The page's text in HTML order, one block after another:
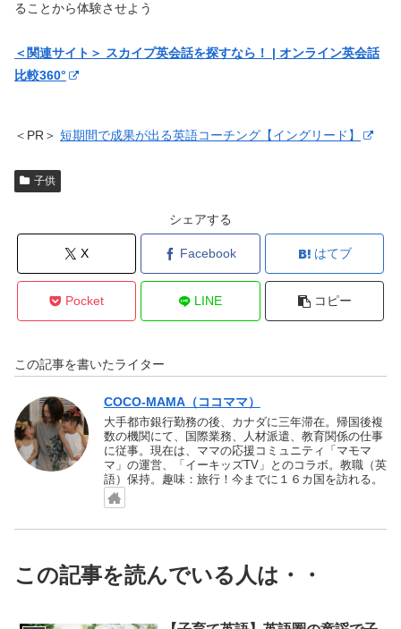
ることから体験させよう
＜関連サイト＞ スカイプ英会話を探すなら！ | オンライン英会話
比較360°
＜PR＞ 短期間で成果が出る英語コーチング【イングリード】
子供
シェアする
X Facebook はてブ
Pocket LINE コピー
この記事を書いたライター
COCO-MAMA（ココママ）
大手都市銀行勤務の後、カナダに三年滞在。帰国後複
数の機関にて、国際業務、人材派遣、教育関係の仕事
に従事。現在は、ママの応援コミュニティ「マモマ
マ」の運営、「イーキッズTV」とのコラボ。教職（英
語）保持。趣味：旅行！今までに１６カ国を訪れる。
この記事を読んでいる人は・・